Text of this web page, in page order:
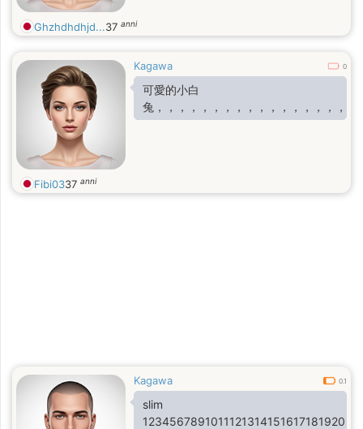
Ghzhdhdhjd...37 anni
Kagawa 0
可愛的小白
兔，，，，，，，，，，，，，，，，，，
Fibi0337 anni
Kagawa 0.1
slim
1234567891011121314151617181920